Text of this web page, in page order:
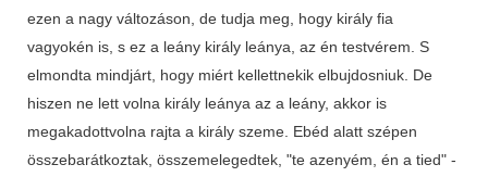
ezen a nagy változáson, de tudja meg, hogy király fia
vagyokén is, s ez a leány király leánya, az én testvérem. S
elmondta mindjárt, hogy miért kellettnekik elbujdosniuk. De
hiszen ne lett volna király leánya az a leány, akkor is
megakadottvolna rajta a király szeme. Ebéd alatt szépen
összebarátkoztak, összemelegedtek, "te azenyém, én a tied" -